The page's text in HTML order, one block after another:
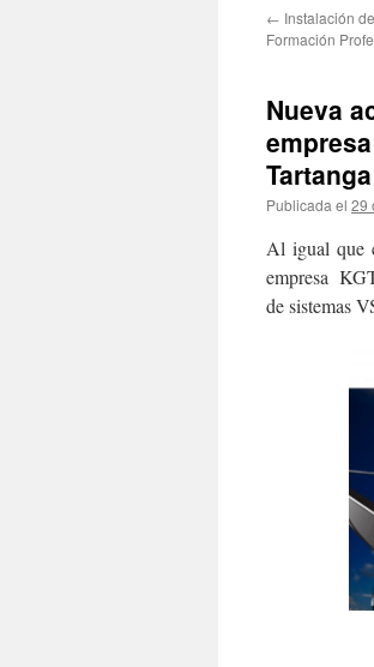
contenido
← Instalación
Formación
Nueva
Tartanga
Publicada el 29
Al igual que
empresa
de sistemas